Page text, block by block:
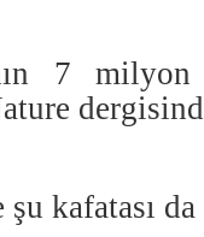
7 milyon
şu kafatası